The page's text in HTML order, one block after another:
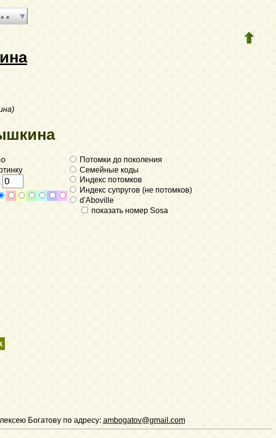
Потомки до поколения
Семейные коды
Индекс потомков
Индекс супругов (не потомков)
d'Aboville
показать номер Sosa
Богатову по адресу: ambogatov@gmail.com